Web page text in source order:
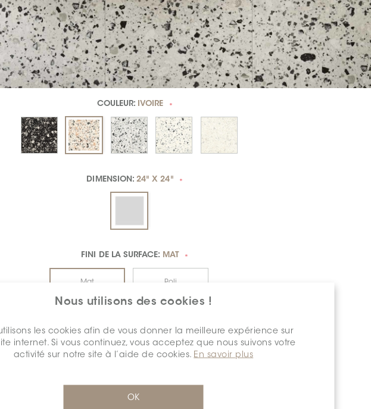
Nous utilisons des cookies !
les cookies afin de vous donner la meilleure expérience sur
internet. Si vous continuez, vous acceptez que nous suivons votre
activité sur notre site à l’aide de cookies. En savoir plus
OK
COULEUR: IVOIRE *
DIMENSION:24" X 24" *
FINI DE LA SURFACE: MAT *
Mat Poli
$63.79/pi.ca.
RSS-1436-VeniceVilla Calgary